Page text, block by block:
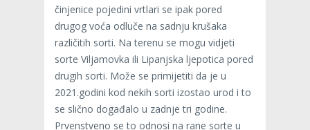
činjenice pojedini vrtlari se ipak pored
drugog voća odluče na sadnju krušaka
različitih sorti. Na terenu se mogu vidjeti
sorte Viljamovka ili Lipanjska ljepotica pored
drugih sorti. Može se primijetiti da je u
2021.godini kod nekih sorti izostao urod i to
se slično događalo u zadnje tri godine.
Prvenstveno se to odnosi na rane sorte u